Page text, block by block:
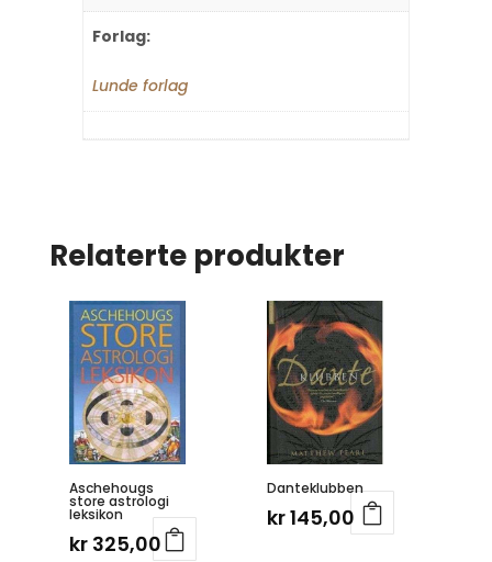
Forlag:
Lunde forlag
Relaterte produkter
Aschehougs
store astrologi
leksikon
kr325,00
Danteklubben
kr145,00